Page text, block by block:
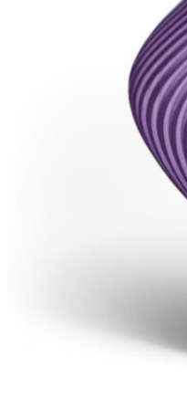
Tilføj til kurv
Se